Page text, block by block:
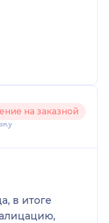
на заказной
в итоге